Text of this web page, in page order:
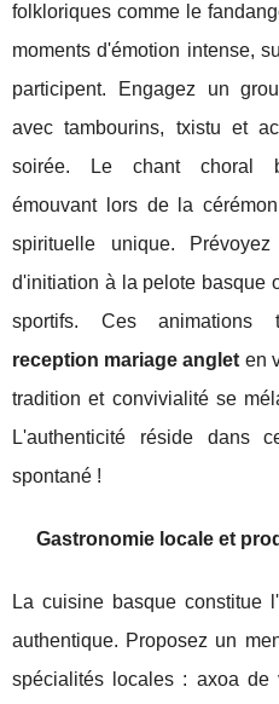
folkloriques comme le
moments d'émotion intense,
participent. Engagez un
avec tambourins, txistu et
soirée. Le chant choral
émouvant lors de la
spirituelle unique.
d'initiation à la pelote basque
sportifs. Ces animations
reception mariage angleten
tradition et convivialité se
L'authenticité réside dans
spontané !
Gastronomie locale et
La cuisine basque constitue
authentique. Proposez un
spécialités locales : axoa de